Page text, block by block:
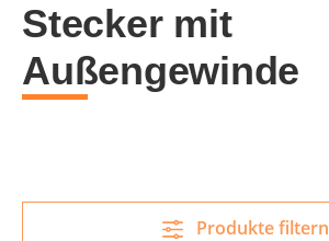
Stecker mit
Außengewinde
Produkte filtern